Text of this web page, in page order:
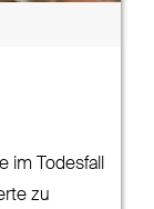
im Todesfall
zu